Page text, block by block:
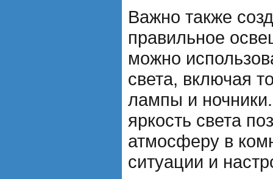
Важно также
правильное
можно
света, включая
лампы и
яркость света
атмосферу в
ситуации и